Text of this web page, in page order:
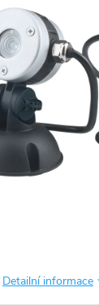
Detailní informace